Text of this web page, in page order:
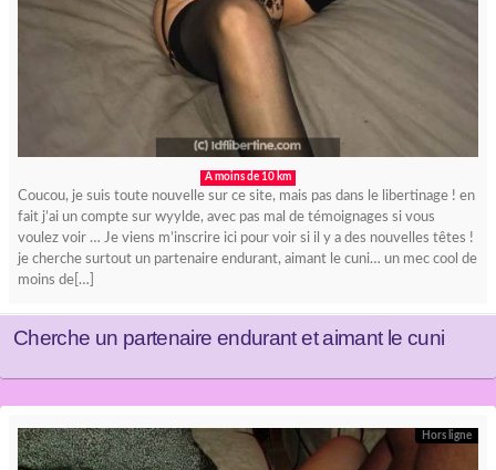
A moins de 10 km
Coucou, je suis toute nouvelle sur ce site, mais pas dans le libertinage ! en
fait j’ai un compte sur wyylde, avec pas mal de témoignages si vous
voulez voir … Je viens m’inscrire ici pour voir si il y a des nouvelles têtes !
je cherche surtout un partenaire endurant, aimant le cuni… un mec cool de
moins de[…]
Cherche un partenaire endurant et aimant le cuni
Hors ligne